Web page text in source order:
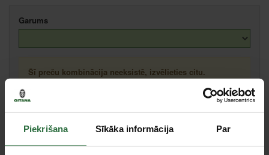
Piekrišana Sīkāka informācija Par
Garums
Šī preču kombinācija neeksistē, izvēlieties citu.
Apraksts